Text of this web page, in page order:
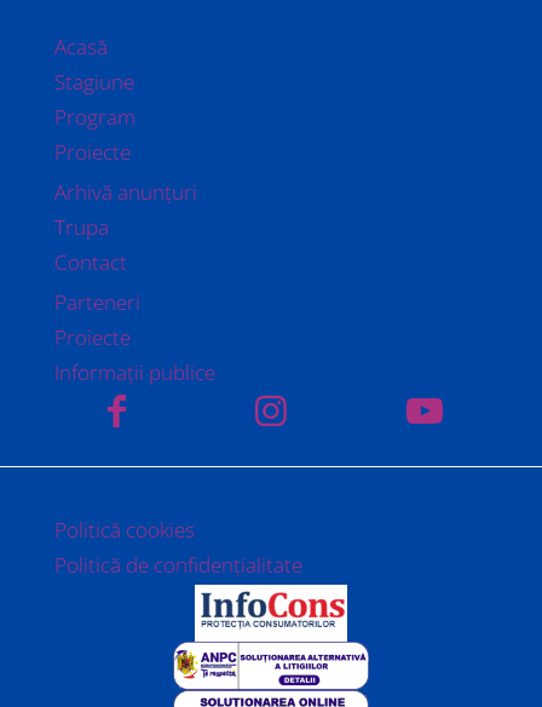
Acasă
Stagiune
Program
Proiecte
Arhivă anunțuri
Trupa
Contact
Parteneri
Proiecte
Informații publice
Politică cookies
Politică de confidențialitate